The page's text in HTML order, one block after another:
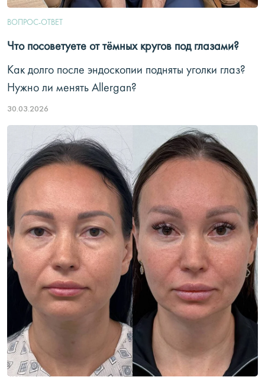
ВОПРОС-ОТВЕТ
Что посоветуете от тёмных кругов под глазами?
Как долго после эндоскопии подняты уголки глаз?
Нужно ли менять Allergan?
30.03.2026